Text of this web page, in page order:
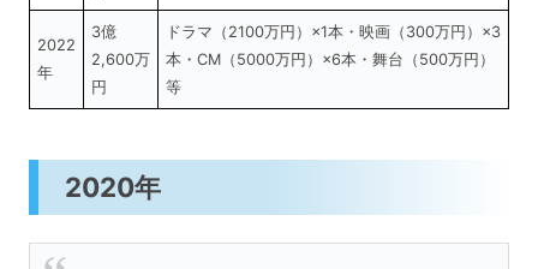
2022
年
3億
2,600万
円
ドラマ（2100万円）×1本・映画（300万円）×3
本・CM（5000万円）×6本・舞台（500万円）
等
2020年